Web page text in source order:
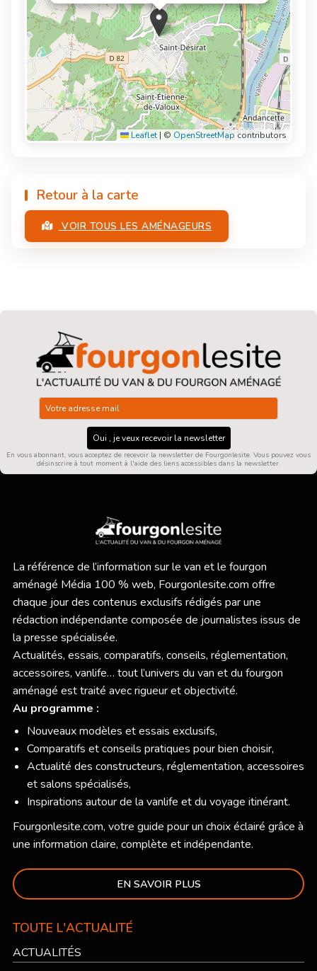
Leaflet | © OpenStreetMapcontributors
Retour à la carte
VOIR TOUS LES AMÉNAGEURS
Oui , je veux recevoir la newsletter
En vous abonnant, vous acceptez de recevoir la newsletter de Fourgonlesite. Vous pouvez vous
désinscrire à tout moment à l'aide des liens accessibles dans la newsletter.
La référence de l’information sur le van et le fourgon
aménagé Média 100 % web, Fourgonlesite.com offre
chaque jour des contenus exclusifs rédigés par une
rédaction indépendante composée de journalistes issus de
la presse spécialisée.
Actualités, essais, comparatifs, conseils, réglementation,
accessoires, vanlife… tout l’univers du van et du fourgon
aménagé est traité avec rigueur et objectivité.
Au programme :
Nouveaux modèles et essais exclusifs,
Comparatifs et conseils pratiques pour bien choisir,
Actualité des constructeurs, réglementation, accessoires
et salons spécialisés,
Inspirations autour de la vanlife et du voyage itinérant.
Fourgonlesite.com, votre guide pour un choix éclairé grâce à
une information claire, complète et indépendante.
EN SAVOIR PLUS
TOUTE L'ACTUALITÉ
ACTUALITÉS